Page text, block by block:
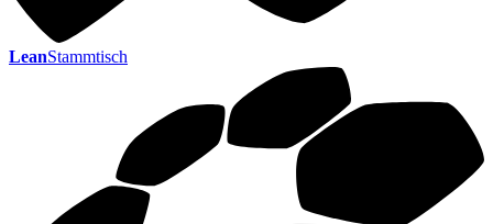
LeanStammtisch